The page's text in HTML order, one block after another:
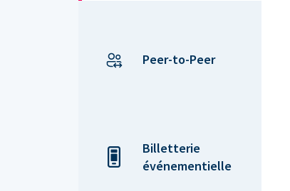
Peer-to-Peer
Billetterie
événementielle